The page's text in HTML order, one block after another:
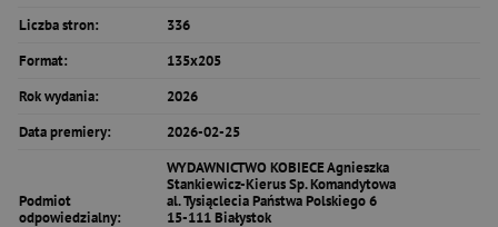
Liczba stron:
336
Format:
135x205
Rok wydania:
2026
Data premiery:
2026-02-25
Podmiot
odpowiedzialny:
WYDAWNICTWO KOBIECE Agnieszka
Stankiewicz-Kierus Sp. Komandytowa
al. Tysiąclecia Państwa Polskiego 6
15-111 Białystok